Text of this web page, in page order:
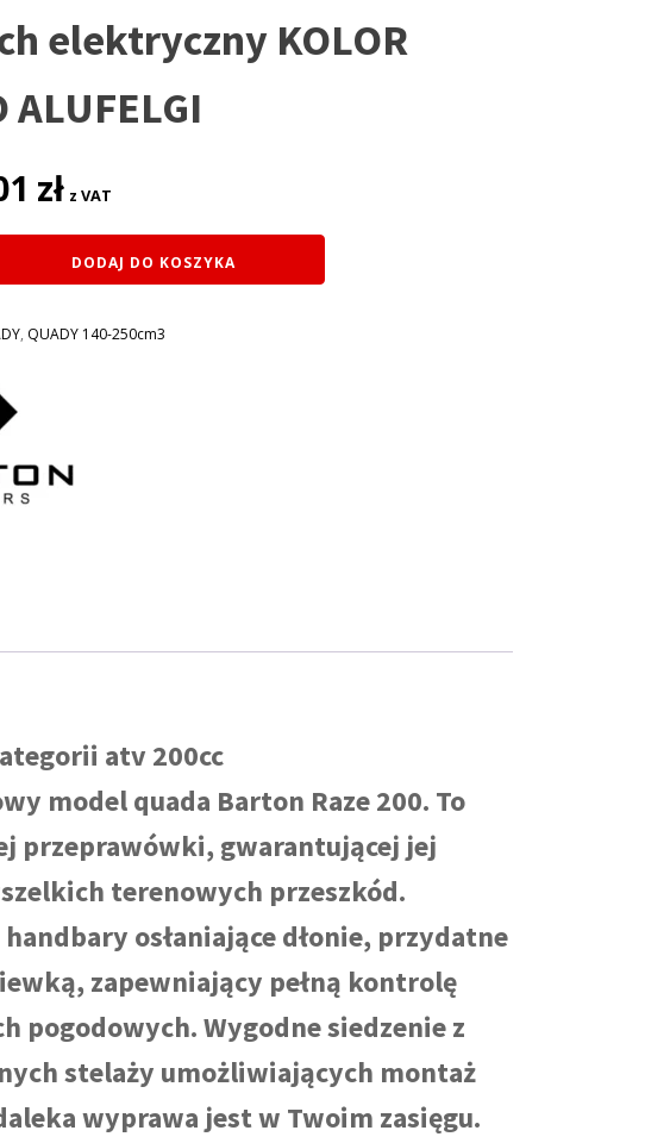
elektryczny KOLOR
ALUFELGI
zł z VAT
DODAJ DO KOSZYKA
, QUADY 140-250cm3
atv 200cc
model quada Barton Raze 200. To
przeprawówki, gwarantującej jej
terenowych przeszkód.
osłaniające dłonie, przydatne
zapewniający pełną kontrolę
Wygodne siedzenie z
stelaży umożliwiających montaż
wyprawa jest w Twoim zasięgu.